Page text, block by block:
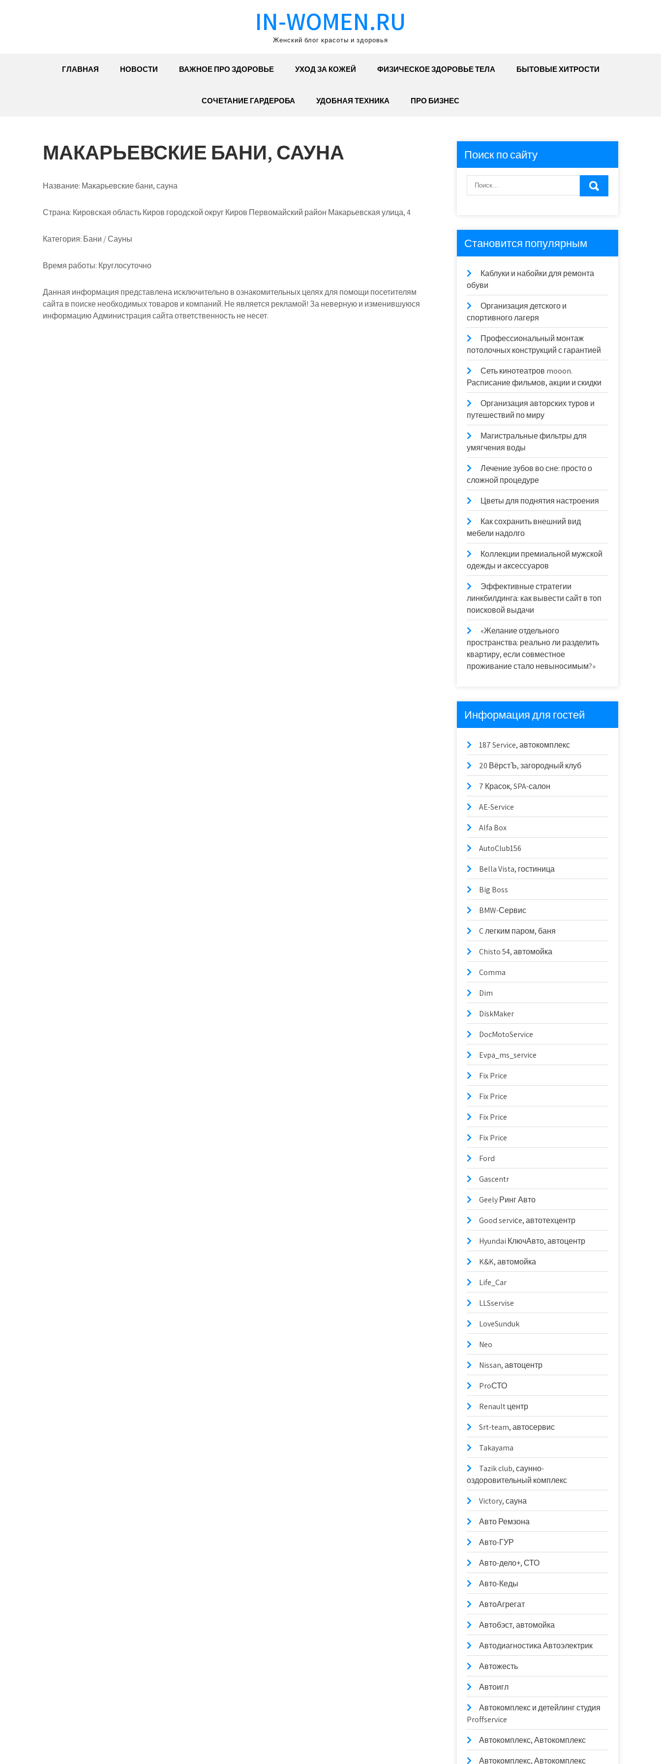
IN-WOMEN.RU
Женский блог красоты и здоровья
ГЛАВНАЯ НОВОСТИ ВАЖНОЕ ПРО ЗДОРОВЬЕ УХОД ЗА КОЖЕЙ ФИЗИЧЕСКОЕ ЗДОРОВЬЕ ТЕЛА БЫТОВЫЕ ХИТРОСТИ
СОЧЕТАНИЕ ГАРДЕРОБА УДОБНАЯ ТЕХНИКА ПРО БИЗНЕС
МАКАРЬЕВСКИЕ БАНИ, САУНА
Название: Макарьевские бани, сауна
Страна: Кировская область Киров городской округ Киров Первомайский район Макарьевская улица, 4
Категория: Бани / Сауны
Время работы: Круглосуточно
Данная информация представлена исключительно в ознакомительных целях для помощи посетителям
сайта в поиске необходимых товаров и компаний. Не является рекламой! За неверную и изменившуюся
информацию Администрация сайта ответственность не несет.
Поиск по сайту
Становится популярным
Каблуки и набойки для ремонта
обуви
Организация детского и
спортивного лагеря
Профессиональный монтаж
потолочных конструкций с гарантией
Сеть кинотеатров mooon.
Расписание фильмов, акции и скидки
Организация авторских туров и
путешествий по миру
Магистральные фильтры для
умягчения воды
Лечение зубов во сне: просто о
сложной процедуре
Цветы для поднятия настроения
Как сохранить внешний вид
мебели надолго
Коллекции премиальной мужской
одежды и аксессуаров
Эффективные стратегии
линкбилдинга: как вывести сайт в топ
поисковой выдачи
«Желание отдельного
пространства: реально ли разделить
квартиру, если совместное
проживание стало невыносимым?»
Информация для гостей
187 Service, автокомплекс
20 ВёрстЪ, загородный клуб
7 Красок, SPA-салон
AE-Service
Alfa Box
AutoClub156
Bella Vista, гостиница
Big Boss
BMW-Сервис
C легким паром, баня
Chisto 54, автомойка
Comma
Dim
DiskMaker
DocMotoService
Evpa_ms_service
Fix Price
Fix Price
Fix Price
Fix Price
Ford
Gascentr
Geely Ринг Авто
Good serviсe, автотехцентр
Hyundai КлючАвто, автоцентр
K&K, автомойка
Life_Car
LLSservise
LoveSunduk
Neo
Nissan, автоцентр
ProСТО
Renault центр
Srt-team, автосервис
Takayama
Tazik club, саунно-
оздоровительный комплекс
Victory, сауна
Авто Ремзона
Авто-ГУР
Авто-дело+, СТО
Авто-Кеды
АвтоАгрегат
Автобэст, автомойка
Автодиагностика Автоэлектрик
Автожесть
Автоигл
Автокомплекс и детейлинг студия
Proffservice
Автокомплекс, Автокомплекс
Автокомплекс, Автокомплекс